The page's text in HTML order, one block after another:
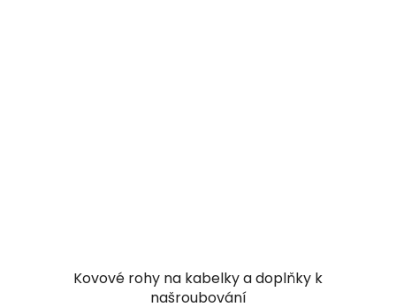
Kovové rohy na kabelky a doplňky k
našroubování